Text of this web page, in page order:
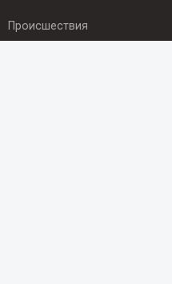
Происшествия